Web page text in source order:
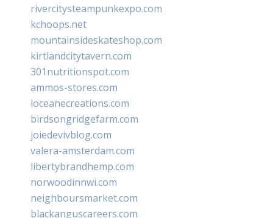
rivercitysteampunkexpo.com
kchoops.net
mountainsideskateshop.com
kirtlandcitytavern.com
301nutritionspot.com
ammos-stores.com
loceanecreations.com
birdsongridgefarm.com
joiedevivblog.com
valera-amsterdam.com
libertybrandhemp.com
norwoodinnwi.com
neighboursmarket.com
blackanguscareers.com